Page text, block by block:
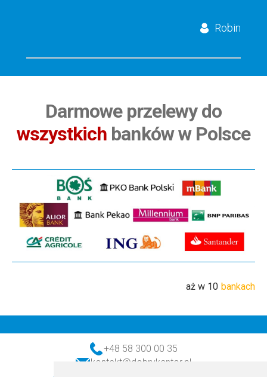
Robin
Darmowe przelewy do
wszystkich banków w Polsce
aż w 10 bankach
+48 58 300 00 35
kontakt@dobrykantor.pl